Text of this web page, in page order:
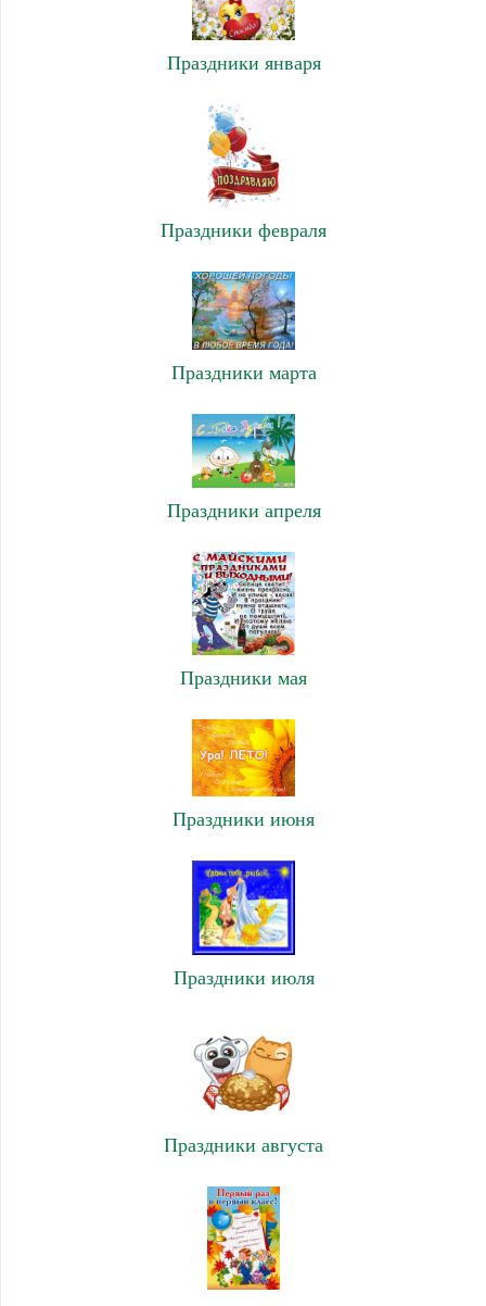
Праздники января
Праздники февраля
Праздники марта
Праздники апреля
Праздники мая
Праздники июня
Праздники июля
Праздники августа